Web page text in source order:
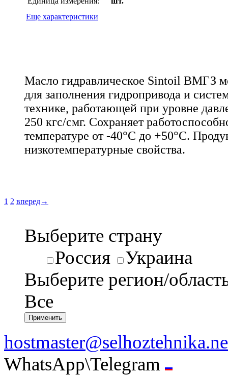
Еще характеристики
Масло гидравлическое Sintoil ВМГЗ
для заполнения гидропривода и
технике, работающей при уровне
250 кгс/смг. Сохраняет
температуре от -40°С до +50°С.
низкотемпературные свойства.
1 2 вперед→
Выберите страну
Россия
Украина
Выберите регион/
Все
WhatsApp\Telegram